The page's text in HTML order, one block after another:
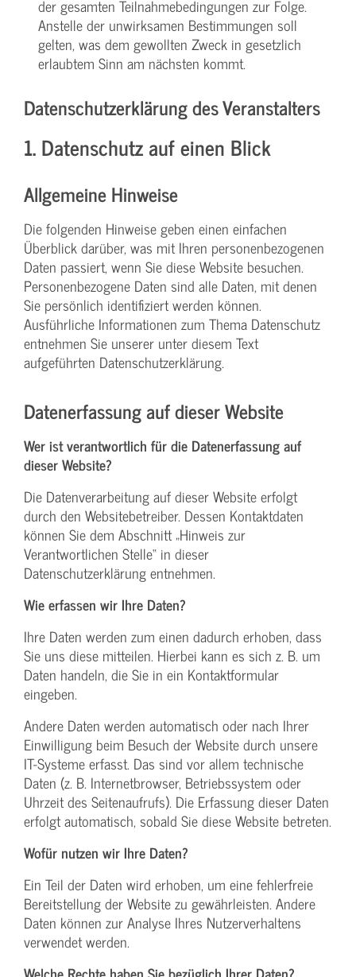
der gesamten Teilnahmebedingungen zur Folge.
Anstelle der unwirksamen Bestimmungen soll
gelten, was dem gewollten Zweck in gesetzlich
erlaubtem Sinn am nächsten kommt.
Datenschutzerklärung des Veranstalters
1. Datenschutz auf einen Blick
Allgemeine Hinweise
Die folgenden Hinweise geben einen einfachen
Überblick darüber, was mit Ihren personenbezogenen
Daten passiert, wenn Sie diese Website besuchen.
Personenbezogene Daten sind alle Daten, mit denen
Sie persönlich identifiziert werden können.
Ausführliche Informationen zum Thema Datenschutz
entnehmen Sie unserer unter diesem Text
aufgeführten Datenschutzerklärung.
Datenerfassung auf dieser Website
Wer ist verantwortlich für die Datenerfassung auf
dieser Website?
Die Datenverarbeitung auf dieser Website erfolgt
durch den Websitebetreiber. Dessen Kontaktdaten
können Sie dem Abschnitt „Hinweis zur
Verantwortlichen Stelle“ in dieser
Datenschutzerklärung entnehmen.
Wie erfassen wir Ihre Daten?
Ihre Daten werden zum einen dadurch erhoben, dass
Sie uns diese mitteilen. Hierbei kann es sich z. B. um
Daten handeln, die Sie in ein Kontaktformular
eingeben.
Andere Daten werden automatisch oder nach Ihrer
Einwilligung beim Besuch der Website durch unsere
IT-Systeme erfasst. Das sind vor allem technische
Daten (z. B. Internetbrowser, Betriebssystem oder
Uhrzeit des Seitenaufrufs). Die Erfassung dieser Daten
erfolgt automatisch, sobald Sie diese Website betreten.
Wofür nutzen wir Ihre Daten?
Ein Teil der Daten wird erhoben, um eine fehlerfreie
Bereitstellung der Website zu gewährleisten. Andere
Daten können zur Analyse Ihres Nutzerverhaltens
verwendet werden.